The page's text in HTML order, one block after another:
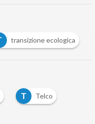
transizione ecologica
T Telco